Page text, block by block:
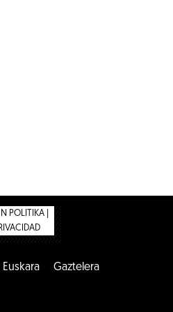
POLITIKA |
Euskara Gaztelera